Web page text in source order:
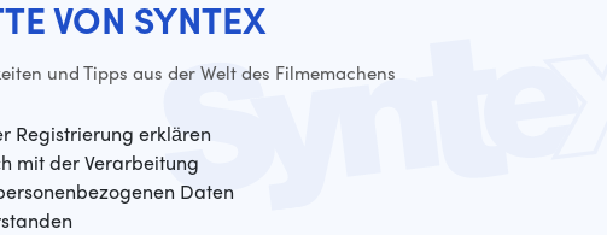
VON SYNTEX
und Tipps aus der Welt des Filmemachens
Registrierung erklären
mit der Verarbeitung
Daten